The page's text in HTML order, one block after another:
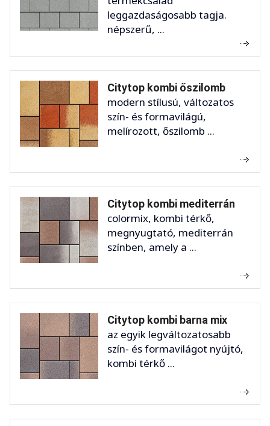
leggazdaságosabb tagja.
népszerű, ...
Citytop kombi őszilomb
modern stílusú, változatos
szín- és formavilágú,
melírozott, őszilomb ...
Citytop kombi mediterrán
colormix, kombi térkő,
megnyugtató, mediterrán
színben, amely a ...
Citytop kombi barna mix
az egyik legváltozatosabb
szín- és formavilágot nyújtó,
kombi térkő ...